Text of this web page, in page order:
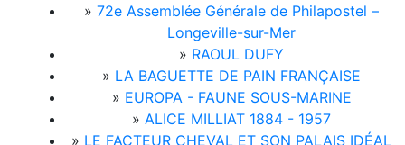
» 72e Assemblée Générale de Philapostel –
Longeville-sur-Mer
» RAOUL DUFY
» LA BAGUETTE DE PAIN FRANÇAISE
» EUROPA - FAUNE SOUS-MARINE
» ALICE MILLIAT 1884 - 1957
» LE FACTEUR CHEVAL ET SON PALAIS IDÉAL